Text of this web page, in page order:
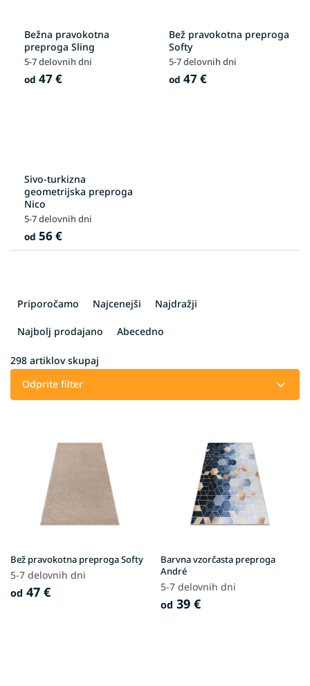
Bežna pravokotna
preproga Sling
5-7 delovnih dni
od 47 €
Bež pravokotna preproga
Softy
5-7 delovnih dni
od 47 €
Sivo-turkizna
geometrijska preproga
Nico
5-7 delovnih dni
od 56 €
š
v
Priporočamo Najcenejši Najdražji
Najbolj prodajano Abecedno
298 artiklov skupaj
Odprite filter
d
u
c
t
Bež pravokotna preproga Softy
5-7 delovnih dni
od 47 €
Barvna vzorčasta preproga
André
5-7 delovnih dni
od 39 €